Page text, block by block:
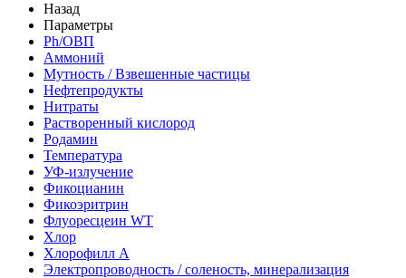
Назад
Параметры
Ph/ОВП
Аммоний
Мутность / Взвешенные частицы
Нефтепродукты
Нитраты
Растворенный кислород
Родамин
Температура
УФ-излучение
Фикоцианин
Фикоэритрин
Флуоресцеин WT
Хлор
Хлорофилл А
Электропроводность / соленость, минерализация